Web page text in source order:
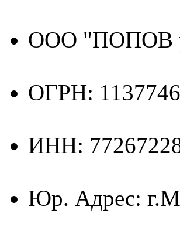
ООО "ПОПОВ
ОГРН:
ИНН:
Юр. Адрес: